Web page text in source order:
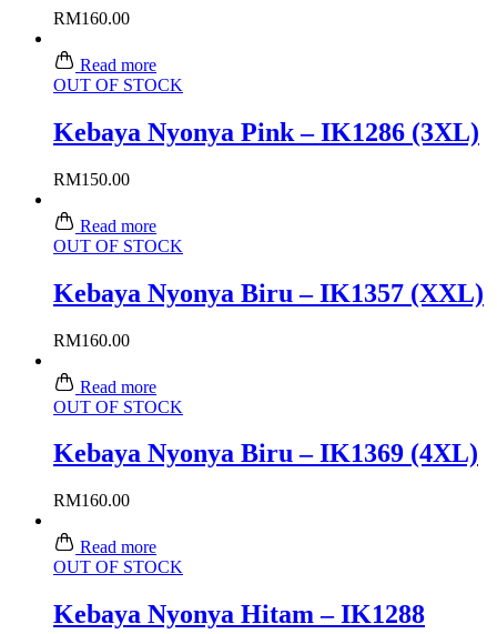
RM160.00
Read more
OUT OF STOCK
Kebaya Nyonya Pink – IK1286 (3XL)
RM150.00
Read more
OUT OF STOCK
Kebaya Nyonya Biru – IK1357 (XXL)
RM160.00
Read more
OUT OF STOCK
Kebaya Nyonya Biru – IK1369 (4XL)
RM160.00
Read more
OUT OF STOCK
Kebaya Nyonya Hitam – IK1288